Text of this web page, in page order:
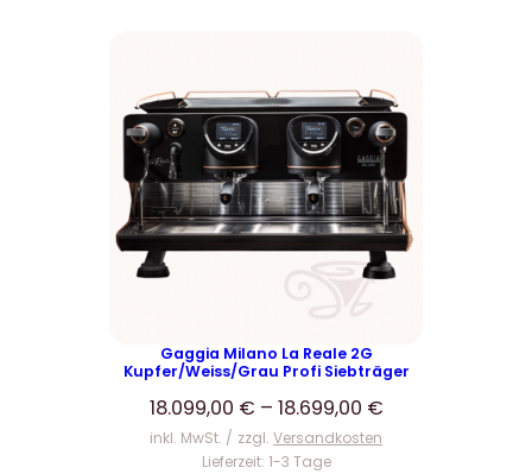
Gaggia Milano La Reale 2G
Kupfer/Weiss/Grau Profi Siebträger
18.099,00 € – 18.699,00 €
inkl. MwSt. zzgl. Versandkosten
Lieferzeit: 1-3 Tage